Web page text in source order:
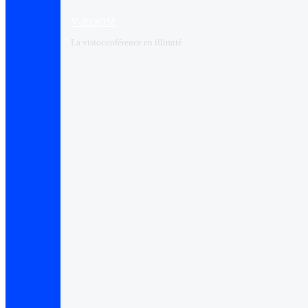
La visioconférence en illimité